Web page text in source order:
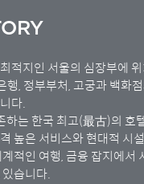
적지인 서울의 심장부에
행, 정부부처, 고궁과 백화
다.
하는 한국 최고(最古)의 호
높은 서비스와 현대적 시
적인 여행, 금융 잡지에서
습니다.